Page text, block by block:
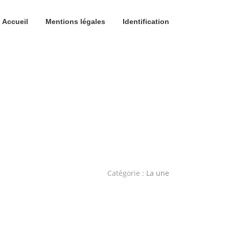
Accueil Mentions légales Identification
Catégorie : La une